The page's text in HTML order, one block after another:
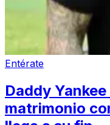
Entérate
Daddy
matrimonio